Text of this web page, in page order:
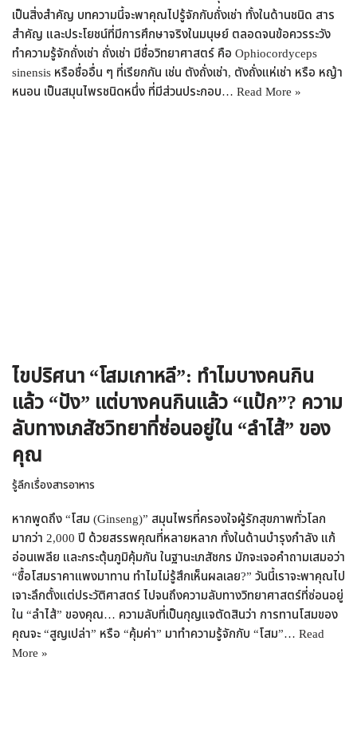
เป็นสิ่งสำคัญ บทความนี้จะพาคุณไปรู้จักกับถั่งเช่า ทั้งในด้านชนิด สาร
สำคัญ และประโยชน์ที่มีการศึกษาจริงในมนุษย์ ตลอดจนข้อควรระวัง
ทำความรู้จักถั่งเช่า ถั่งเช่า มีชื่อวิทยาศาสตร์ คือ Ophiocordyceps
sinensis หรือชื่ออื่น ๆ ที่เรียกกัน เช่น ตังถั่งเช่า, ตังถั่งแห่เช่า หรือ หญ้า
หนอน เป็นสมุนไพรชนิดหนึ่ง ที่มีส่วนประกอบ… Read More »
ไขปริศนา “โสมเกาหลี”: ทำไมบางคนกิน
แล้ว “ปัง” แต่บางคนกินแล้ว “แป้ก”? ความ
ลับทางเภสัชวิทยาที่ซ่อนอยู่ใน “ลำไส้” ของ
คุณ
รู้ลึกเรื่องสารอาหาร
หากพูดถึง “โสม (Ginseng)” สมุนไพรที่ครองใจผู้รักสุขภาพทั่วโลก
มากว่า 2,000 ปี ด้วยสรรพคุณที่หลายหลาก ทั้งในด้านบำรุงกำลัง แก้
อ่อนเพลีย และกระตุ้นภูมิคุ้มกัน ในฐานะเภสัชกร มักจะเจอคำถามเสมอว่า
“ซื้อโสมราคาแพงมาทาน ทำไมไม่รู้สึกเห็นผลเลย?” วันนี้เราจะพาคุณไป
เจาะลึกตั้งแต่ประวัติศาสตร์ ไปจนถึงความลับทางวิทยาศาสตร์ที่ซ่อนอยู่
ใน “ลำไส้” ของคุณ… ความลับที่เป็นกุญแจตัดสินว่า การทานโสมของ
คุณจะ “สูญเปล่า” หรือ “คุ้มค่า” มาทำความรู้จักกับ “โสม”… Read
More »